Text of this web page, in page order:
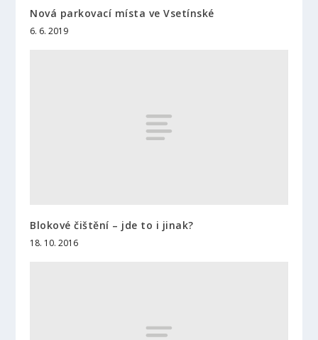
Nová parkovací místa ve Vsetínské
6. 6. 2019
Blokové čištění – jde to i jinak?
18. 10. 2016